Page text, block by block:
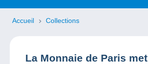
Accueil Collections
La Monnaie de Paris